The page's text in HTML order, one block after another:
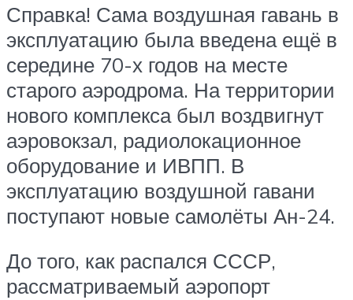
Справка! Сама воздушная гавань в
эксплуатацию была введена ещё в
середине 70-х годов на месте
старого аэродрома. На территории
нового комплекса был воздвигнут
аэровокзал, радиолокационное
оборудование и ИВПП. В
эксплуатацию воздушной гавани
поступают новые самолёты Ан-24.
До того, как распался СССР,
рассматриваемый аэропорт